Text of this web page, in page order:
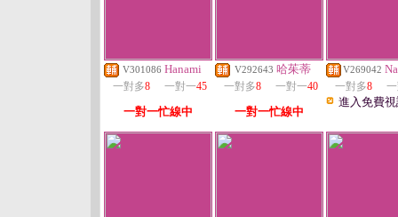
V301086 Hanami
一對多8 一對一45
一對一忙線中
V292643 哈茱蒂
一對多8 一對一40
一對一忙線中
V269042
一對多8
進入免費